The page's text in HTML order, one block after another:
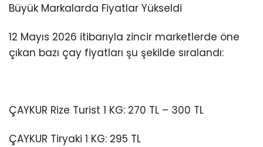
Büyük Markalarda Fiyatlar Yükseldi
12 Mayıs 2026 itibarıyla zincir marketlerde öne
çıkan bazı çay fiyatları şu şekilde sıralandı:
ÇAYKUR Rize Turist 1 KG: 270 TL – 300 TL
ÇAYKUR Tiryaki 1 KG: 295 TL